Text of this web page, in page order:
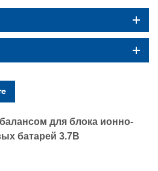
для блока ионно-
батарей 3.7В